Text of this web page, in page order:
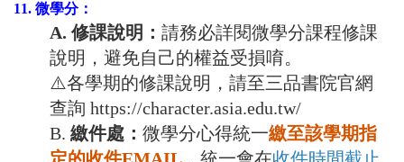
11. 微學分：
A. 修課說明： 請務必詳閱微學分課程修課
說明，避免自己的權益受損唷。
⚠️各學期的修課說明，請至三品書院官網
查詢 https://character.asia.edu.tw/
B. 繳件處： 微學分心得統一繳至該學期指